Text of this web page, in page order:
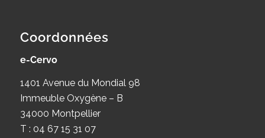
Coordonnées
e-Cervo
1401 Avenue du Mondial 98
Immeuble Oxygène – B
34000 Montpellier
T : 04 67 15 31 07